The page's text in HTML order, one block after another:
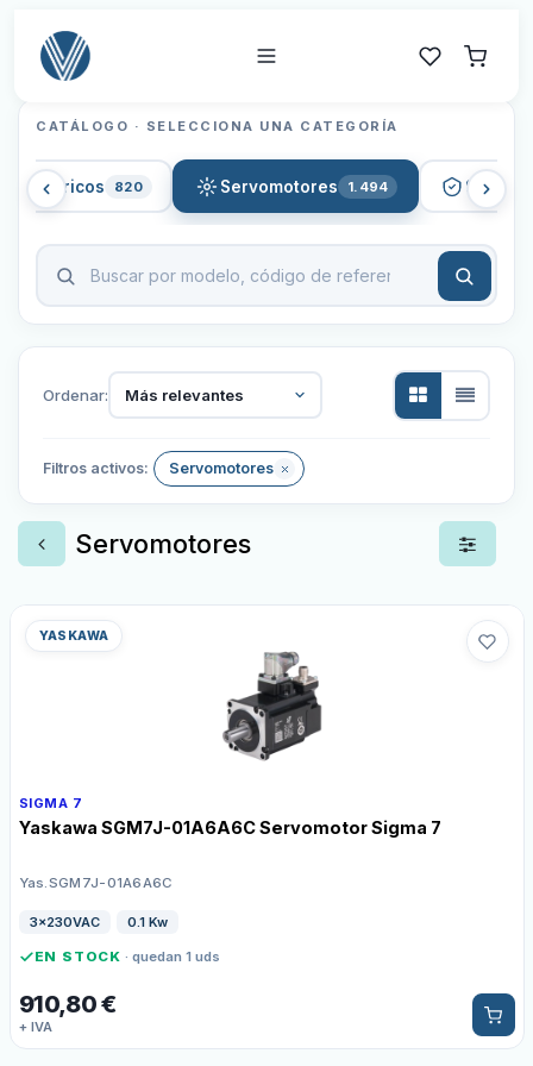
CATÁLOGO · SELECCIONA UNA CATEGORÍA
eléctricos 820 Servomotores 1.494
Ordenar: Más relevantes
Filtros activos: Servomotores
Servomotores
YASKAWA
SIGMA 7
Yaskawa SGM7J-01A6A6C Servomotor Sigma 7
Yas.SGM7J-01A6A6C
3x230VAC 0.1 Kw
EN STOCK · quedan 1 uds
910,80€
+ IVA